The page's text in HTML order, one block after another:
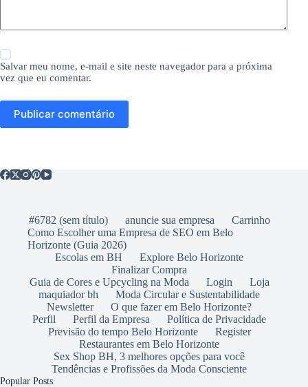
Salvar meu nome, e-mail e site neste navegador para a próxima
vez que eu comentar.
Publicar comentário
#6782 (sem título) anuncie sua empresa
Carrinho
Como Escolher uma Empresa de SEO em Belo
Horizonte (Guia 2026)
Escolas em BH
Explore Belo Horizonte
Finalizar Compra
Guia de Cores e Upcycling na Moda
Login
Loja
maquiador bh
Moda Circular e Sustentabilidade
Newsletter
O que fazer em Belo Horizonte?
Perfil
Perfil da Empresa
Política de Privacidade
Previsão do tempo Belo Horizonte
Register
Restaurantes em Belo Horizonte
Sex Shop BH, 3 melhores opções para você
Tendências e Profissões da Moda Consciente
Popular Posts